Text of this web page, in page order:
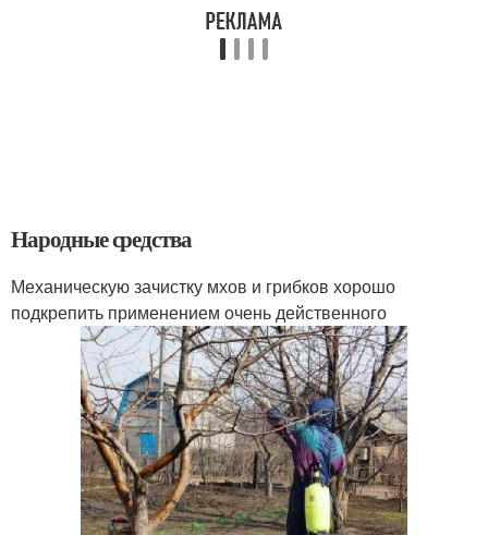
Народные средства
Механическую зачистку мхов и грибков хорошо
подкрепить применением очень действенного